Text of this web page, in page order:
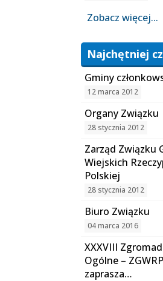
Zobacz więcej...
Najchętniej
Gminy
12 marca 2012
Organy Związku
28 stycznia 2012
Zarząd Związku
Wiejskich
Polskiej
28 stycznia 2012
Biuro Związku
04 marca 2016
XXXVIII
Ogólne – ZGWRP
zaprasza…